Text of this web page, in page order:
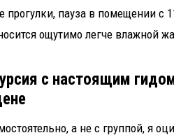
прогулки, пауза в помещении с
ощутимо легче влажной
с настоящим
а не с группой, я